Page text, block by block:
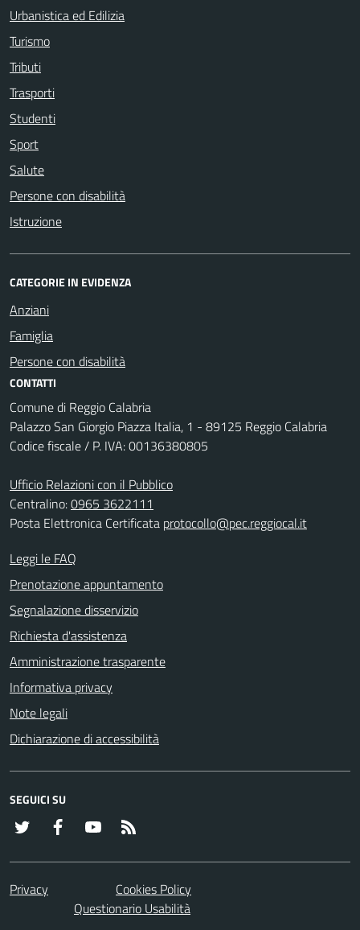
Urbanistica ed Edilizia
Turismo
Tributi
Trasporti
Studenti
Sport
Salute
Persone con disabilità
Istruzione
CATEGORIE IN EVIDENZA
Anziani
Famiglia
Persone con disabilità
CONTATTI
Comune di Reggio Calabria
Palazzo San Giorgio Piazza Italia, 1 - 89125 Reggio Calabria
Codice fiscale / P. IVA: 00136380805
Ufficio Relazioni con il Pubblico
Centralino:0965 3622111
Posta Elettronica Certificata protocollo@pec.reggiocal.it
Leggi le FAQ
Prenotazione appuntamento
Segnalazione disservizio
Richiesta d'assistenza
Amministrazione trasparente
Informativa privacy
Note legali
Dichiarazione di accessibilità
SEGUICI SU
Twitter Facebook YouTube
Privacy
Cookies Policy
Questionario Usabilità